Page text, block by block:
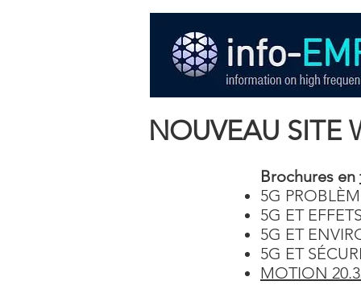
NOUVEAU SITE
Brochures en
5G
5G ET
5G ET
5G ET
MOTION